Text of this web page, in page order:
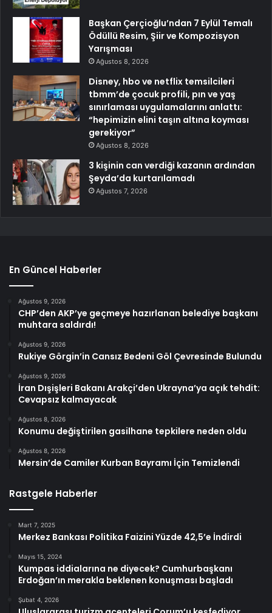
Başkan Çerçioğlu’ndan 7 Eylül Temalı
Ödüllü Resim, Şiir ve Kompozisyon
Yarışması
Ağustos 8, 2026
Disney, hbo ve netflix temsilcileri
tbmm’de çocuk profili, pın ve yaş
sınırlaması uygulamalarını anlattı:
“hepimizin elini taşın altına koyması
gerekiyor”
Ağustos 8, 2026
3 kişinin can verdiği kazanın ardından
Şeyda’da kurtarılamadı
Ağustos 7, 2026
En Güncel Haberler
Ağustos 9, 2026
CHP’den AKP’ye geçmeye hazırlanan belediye başkanı
muhtara saldırdı!
Ağustos 9, 2026
Rukiye Görgin’in Cansız Bedeni Göl Çevresinde Bulundu
Ağustos 9, 2026
İran Dışişleri Bakanı Arakçi’den Ukrayna’ya açık tehdit:
Cevapsız kalmayacak
Ağustos 8, 2026
Konumu değiştirilen gasilhane tepkilere neden oldu
Ağustos 8, 2026
Mersin’de Camiler Kurban Bayramı İçin Temizlendi
Rastgele Haberler
Mart 7, 2025
Merkez Bankası Politika Faizini Yüzde 42,5’e İndirdi
Mayıs 15, 2024
Kumpas iddialarına ne diyecek? Cumhurbaşkanı
Erdoğan’ın merakla beklenen konuşması başladı
Şubat 4, 2026